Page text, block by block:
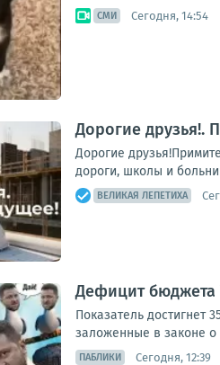
СМИ Сегодня, 14:54
Дорогие друзья!.
Дорогие
дороги, школы и
ВЕЛИКАЯ ЛЕПЕТИХА
Дефицит бюджета
Показатель достигнет
заложенные в законе о
ПАБЛИКИ Сегодня, 12:39